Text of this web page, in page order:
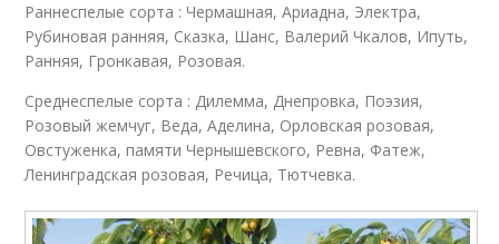
Раннеспелые сорта : Чермашная, Ариадна, Электра,
Рубиновая ранняя, Сказка, Шанс, Валерий Чкалов, Ипуть,
Ранняя, Гронкавая, Розовая.
Среднеспелые сорта : Дилемма, Днепровка, Поэзия,
Розовый жемчуг, Веда, Аделина, Орловская розовая,
Овстуженка, памяти Чернышевского, Ревна, Фатеж,
Ленинградская розовая, Речица, Тютчевка.